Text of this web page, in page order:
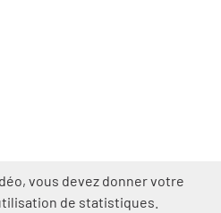
vous devez donner votre
de statistiques.